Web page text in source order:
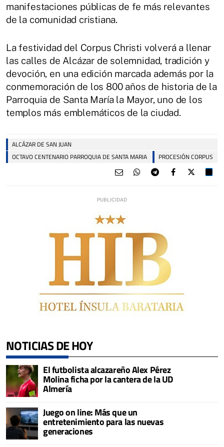
manifestaciones públicas de fe más relevantes
de la comunidad cristiana.
La festividad del Corpus Christi volverá a llenar
las calles de Alcázar de solemnidad, tradición y
devoción, en una edición marcada además por la
conmemoración de los 800 años de historia de la
Parroquia de Santa María la Mayor, uno de los
templos más emblemáticos de la ciudad.
ALCÁZAR DE SAN JUAN
OCTAVO CENTENARIO PARROQUIA DE SANTA MARIA
PROCESIÓN CORPUS
NOTICIAS DE HOY
El futbolista alcazareño Alex Pérez
Molina ficha por la cantera de la UD
Almería
Juego on line: Más que un
entretenimiento para las nuevas
generaciones